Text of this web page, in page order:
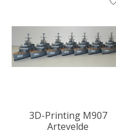
3D-Printing M907
Artevelde